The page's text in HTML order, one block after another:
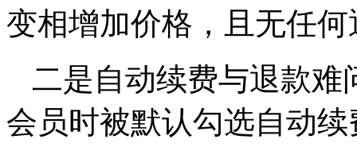
变相增加价格，且无任何
二是自动续费与退款难
会员时被默认勾选自动